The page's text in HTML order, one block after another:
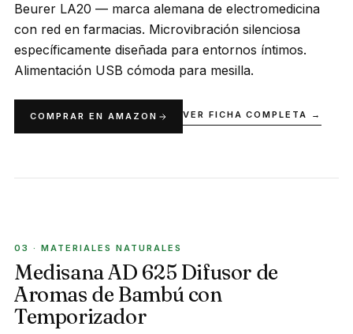
Beurer LA20 — marca alemana de electromedicina
con red en farmacias. Microvibración silenciosa
específicamente diseñada para entornos íntimos.
Alimentación USB cómoda para mesilla.
COMPRAR EN AMAZON VER FICHA COMPLETA →
03 · MATERIALES NATURALES
Medisana AD 625 Difusor de
Aromas de Bambú con
Temporizador